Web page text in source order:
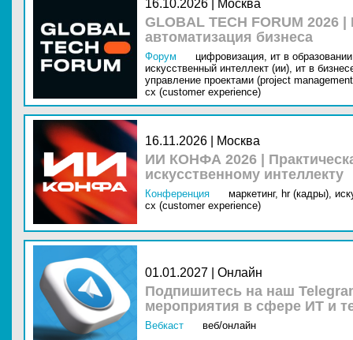
16.10.2026 | Москва
GLOBAL TECH FORUM
автоматизация бизнеса
Форум цифровизация, ит в
искусственный интеллект (ии), ит в
управление проектами (project
cx (customer experience)
16.11.2026 | Москва
ИИ КОНФА 2026 |
искусственному интеллекту
Конференция маркетинг, hr (кадры),
cx (customer experience)
01.01.2027 | Онлайн
Подпишитесь на наш
мероприятия в сфере ИТ и
Вебкаст веб/онлайн